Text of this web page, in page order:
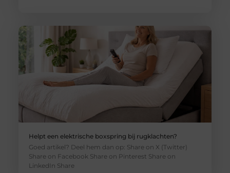
Helpt een elektrische boxspring bij rugklachten?
Goed artikel? Deel hem dan op: Share on X (Twitter)
Share on Facebook Share on Pinterest Share on
LinkedIn Share